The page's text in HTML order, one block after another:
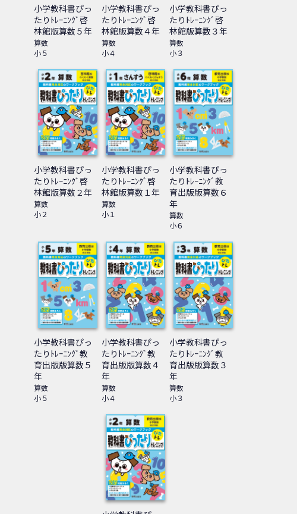
小学教科書ぴっ
たりﾄﾚｰﾆﾝｸﾞ啓
林館版算数５年
算数
小５
小学教科書ぴっ
たりﾄﾚｰﾆﾝｸﾞ啓
林館版算数４年
算数
小４
小学教科書ぴっ
たりﾄﾚｰﾆﾝｸﾞ啓
林館版算数３年
算数
小３
小学教科書ぴっ
たりﾄﾚｰﾆﾝｸﾞ啓
林館版算数２年
算数
小２
小学教科書ぴっ
たりﾄﾚｰﾆﾝｸﾞ啓
林館版算数１年
算数
小１
小学教科書ぴっ
たりﾄﾚｰﾆﾝｸﾞ教
育出版版算数６
年
算数
小６
小学教科書ぴっ
たりﾄﾚｰﾆﾝｸﾞ教
育出版版算数５
年
算数
小５
小学教科書ぴっ
たりﾄﾚｰﾆﾝｸﾞ教
育出版版算数４
年
算数
小４
小学教科書ぴっ
たりﾄﾚｰﾆﾝｸﾞ教
育出版版算数３
年
算数
小３